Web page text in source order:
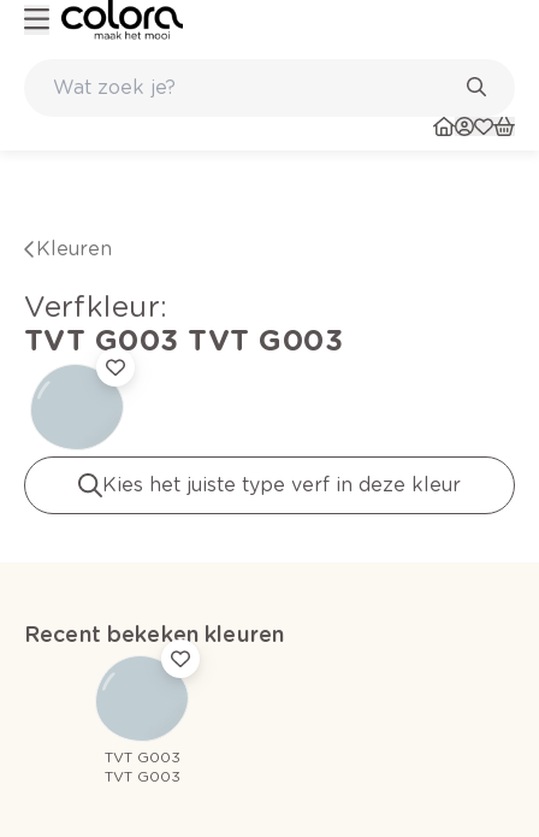
Kleuren
verfkleur:
TVT G003 TVT G003
Kies het juiste type verf in deze kleur
Recent bekeken kleuren
TVT G003
TVT G003